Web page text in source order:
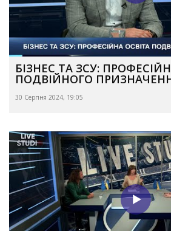
БІЗНЕС ТА ЗСУ:
ПОДВІЙНОГО
30 Серпня 2024, 19:05